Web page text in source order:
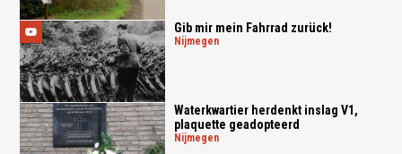
Gib mir mein Fahrrad zurück!
nijmegen
Waterkwartier herdenkt inslag V1,
plaquette geadopteerd
nijmegen